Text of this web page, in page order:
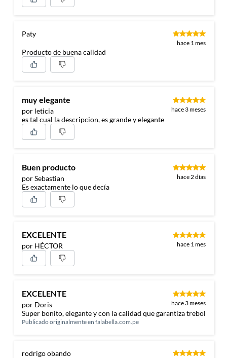
Paty
hace 1 mes
Producto de buena calidad
muy elegante
por leticia hace 3 meses
es tal cual la descripcion, es grande y elegante
Buen producto
por Sebastian hace 2 días
Es exactamente lo que decía
EXCELENTE
por HÉCTOR hace 1 mes
EXCELENTE
por Doris hace 3 meses
Super bonito, elegante y con la calidad que garantiza trebol
Publicado originalmente en falabella.com.pe
rodrigo obando